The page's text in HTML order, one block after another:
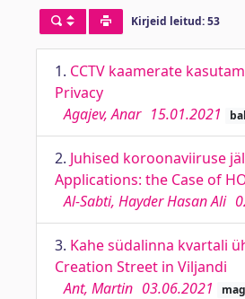
Kirjeid leitud: 53
1. CCTV kaamerate
Privacy
Agajev, Anar 15.01.2021
2. Juhised koroonaviiruse
Applications: the Case of
Al-Sabti, Hayder Hasan Ali
3. Kahe südalinna kvartali
Creation Street in Viljandi
Ant, Martin 03.06.2021